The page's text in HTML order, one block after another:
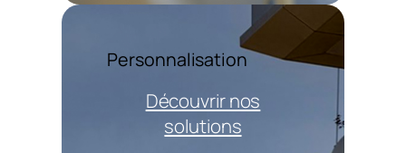
Personnalisation
Découvrir nos
solutions